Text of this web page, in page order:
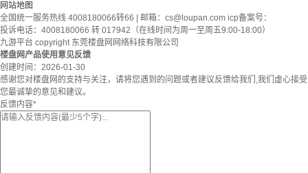
网站地图
全国统一服务热线 4008180066转66 | 邮箱： cs@loupan.com icp备案号：
投诉电话：4008180066 转 017942（在线时间为周一至周五9:00-18:00）
九游平台 copyright 东莞楼盘网网络科技有限公司
楼盘网产品使用意见反馈
创建时间： 2026-01-30
感谢您对楼盘网的支持与关注，请将您遇到的问题或者建议反馈给我们,我们虚心接受
您最诚挚的意见和建议。
反馈内容*